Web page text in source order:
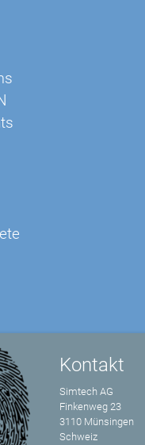
Kontakt
Simtech AG
Finkenweg 23
3110 Münsingen
Schweiz